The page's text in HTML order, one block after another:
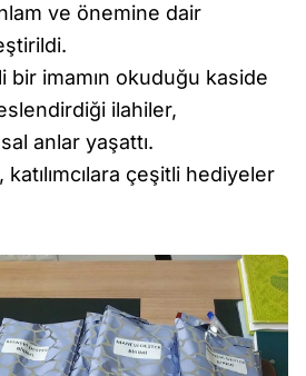
ve önemine dair
bir imamın okuduğu kaside
ilahiler,
anlar yaşattı.
çeşitli hediyeler